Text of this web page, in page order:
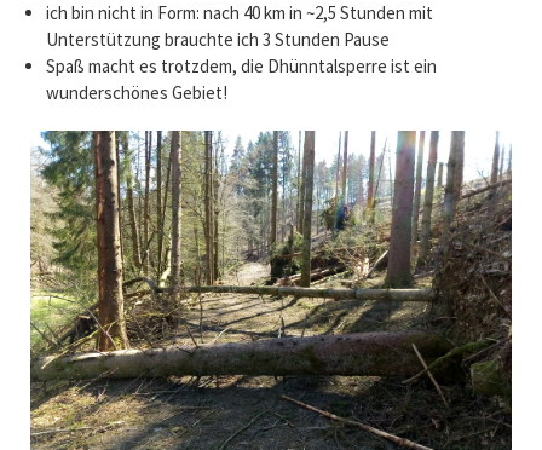
ich bin nicht in Form: nach 40 km in ~2,5 Stunden mit
Unterstützung brauchte ich 3 Stunden Pause
Spaß macht es trotzdem, die Dhünntalsperre ist ein
wunderschönes Gebiet!